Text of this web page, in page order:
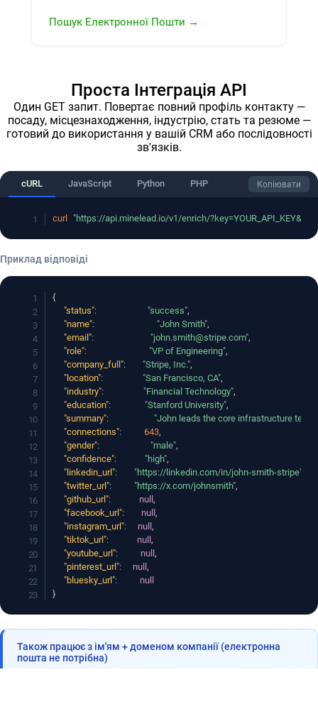
Пошук Електронної Пошти →
Проста Інтеграція API
Один GET запит. Повертає повний профіль контакту —
посаду, місцезнаходження, індустрію, стать та резюме —
готовий до використання у вашій CRM або послідовності
зв'язків.
cURL JavaScript Python PHP Копіювати
curl "https://api.minelead.io/v1/enrich/
Приклад відповіді
{
"status": "success",
"name": "John Smith",
"email": "john.smith@stripe.com",
"role": "VP of Engineering",
"company_full": "Stripe, Inc.",
"location": "San Francisco, CA",
"industry": "Financial Technology",
"education": "Stanford University",
"summary":
"John leads the core infrastructure
"connections": 643,
"gender": "male",
"confidence": "high",
"linkedin_url": "https://linkedin.com/in/john-smith-stripe"
"twitter_url": "https://x.com/johnsmith",
"github_url": null ,
"facebook_url": null ,
"instagram_url": null ,
"tiktok_url": null ,
"youtube_url": null ,
"pinterest_url": null ,
"bluesky_url":
null
}
Також працює з ім'ям + доменом компанії (електронна
пошта не потрібна)